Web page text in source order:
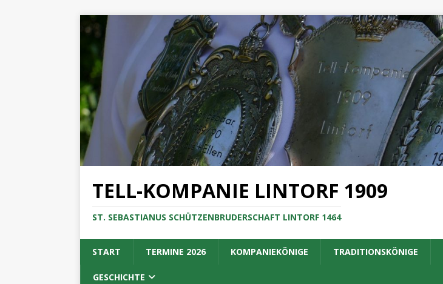
TELL-KOMPANIE LINTORF 1909
ST. SEBASTIANUS SCHÜTZENBRUDERSCHAFT LINTORF 1464
START TERMINE 2026 KOMPANIEKÖNIGE TRADITIONSKÖNIGE
GESCHICHTE